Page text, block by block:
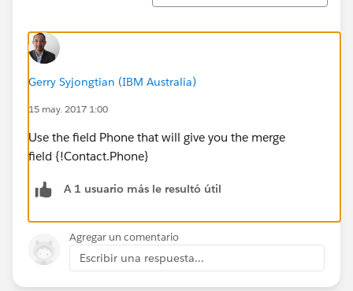
Gerry Syjongtian (IBM Australia)
15 may. 2017 1:00
Use the field Phone that will give you the merge
field {!Contact.Phone}
A 1 usuario más le resultó útil
Agregar un comentario
Escribir una respuesta...